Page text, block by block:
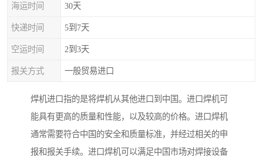
海运时间 30天
快递时间 5到7天
空运时间 2到3天
报关方式 一般贸易进口
焊机进口指的是将焊机从其他进口到中国。进口焊机可
能具有更高的质量和性能，以及较高的价格。进口焊机
通常需要符合中国的安全和质量标准，并经过相关的申
报和报关手续。进口焊机可以满足中国市场对焊接设备